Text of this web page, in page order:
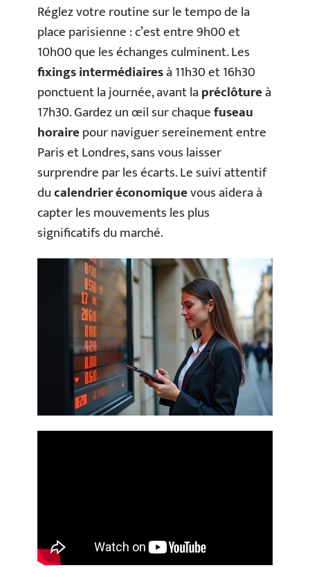
Réglez votre routine sur le tempo de la
place parisienne : c’est entre 9h00 et
10h00 que les échanges culminent. Les
fixings intermédiairesà 11h30 et 16h30
ponctuent la journée, avant lapréclôtureà
17h30. Gardez un œil sur chaquefuseau
horairepour naviguer sereinement entre
Paris et Londres, sans vous laisser
surprendre par les écarts. Le suivi attentif
ducalendrier économiquevous aidera à
capter les mouvements les plus
significatifs du marché.